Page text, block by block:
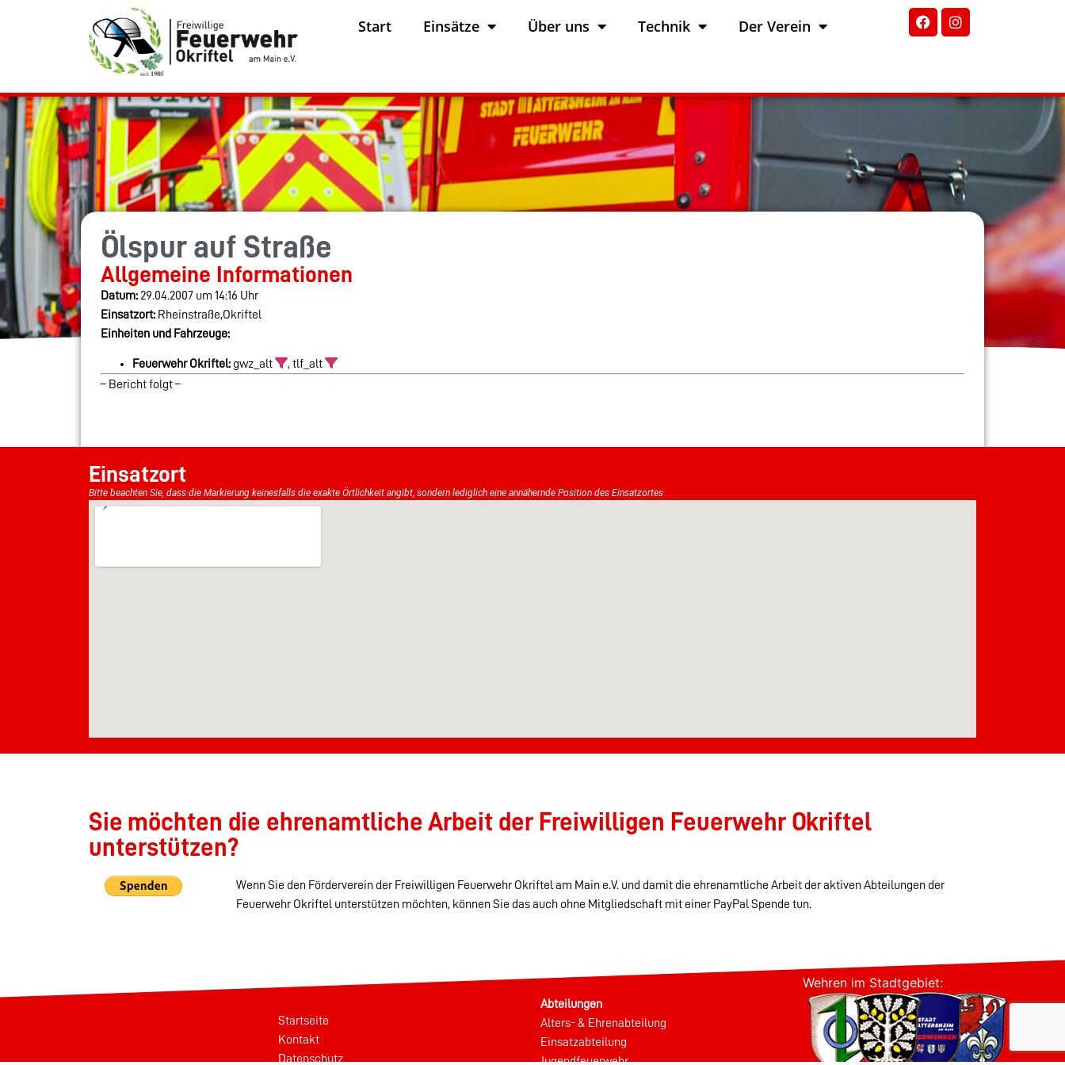
Start Einsätze Über uns Technik Der Verein
Ölspur auf Straße
Allgemeine Informationen
Datum: 29.04.2007 um 14:16 Uhr
Einsatzort: Rheinstraße,Okriftel
Einheiten und Fahrzeuge:
Feuerwehr Okriftel: gwz_alt
, tlf_alt
– Bericht folgt –
Einsatzort
Bitte beachten Sie, dass die Markierung keinesfalls die exakte Örtlichkeit angibt, sondern lediglich eine annähernde Position des Einsatzortes
Sie möchten die ehrenamtliche Arbeit der Freiwilligen Feuerwehr Okriftel
unterstützen?
Wenn Sie den Förderverein der Freiwilligen Feuerwehr Okriftel am Main e.V. und damit die ehrenamtliche Arbeit der aktiven Abteilungen der
Feuerwehr Okriftel unterstützen möchten, können Sie das auch ohne Mitgliedschaft mit einer PayPal Spende tun.
Startseite
Kontakt
Datenschutz
Abteilungen
Alters- & Ehrenabteilung
Einsatzabteilung
Jugendfeuerwehr
Wehren im Stadtgebiet: